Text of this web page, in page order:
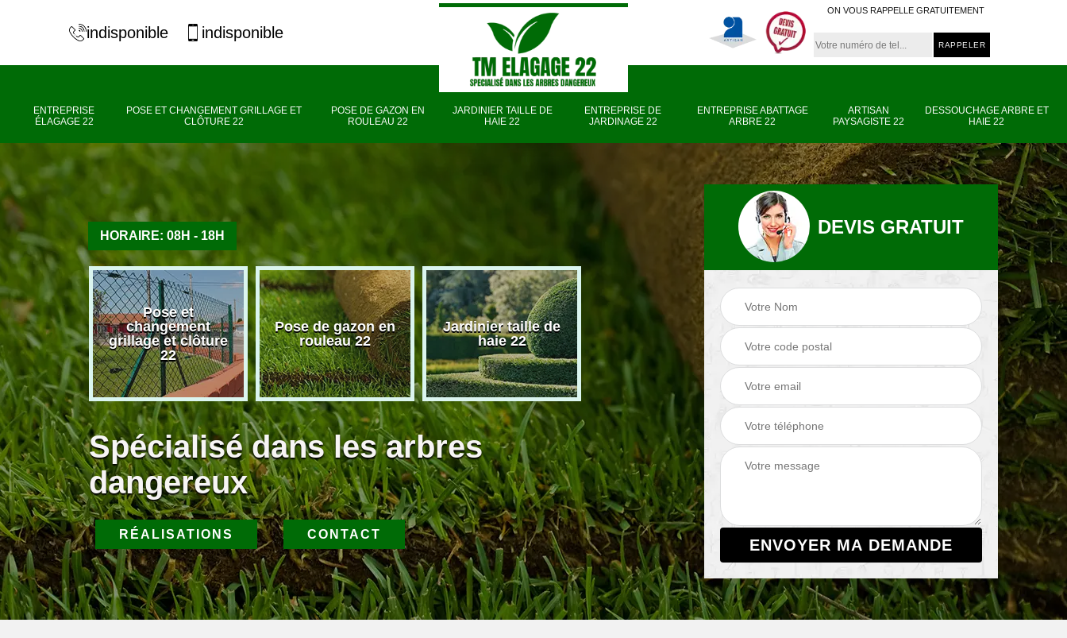
indisponible indisponible
ON VOUS RAPPELLE GRATUITEMENT
ENTREPRISE
ÉLAGAGE 22
POSE ET CHANGEMENT GRILLAGE ET
CLÔTURE 22
POSE DE GAZON EN
ROULEAU 22
JARDINIER TAILLE DE
HAIE 22
ENTREPRISE DE
JARDINAGE 22
ENTREPRISE ABATTAGE
ARBRE 22
ARTISAN
PAYSAGISTE 22
DESSOUCHAGE ARBRE ET
HAIE 22
HORAIRE: 08H - 18H
élagage
Pose et
changement
grillage et clôture
22
Pose de gazon en
rouleau 22
Jardinier taille de
haie 22
Entreprise de
jardinage 22
Entreprise abattage
arbre 22
Artisan paysagiste
22
Spécialisé dans les arbres
dangereux
RÉALISATIONS CONTACT
DEVIS GRATUIT